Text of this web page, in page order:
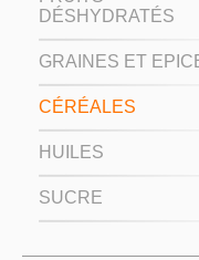
DÉSHYDRATÉS
GRAINES ET
CÉRÉALES
HUILES
SUCRE